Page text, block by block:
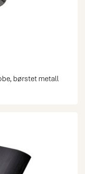
børstet metall